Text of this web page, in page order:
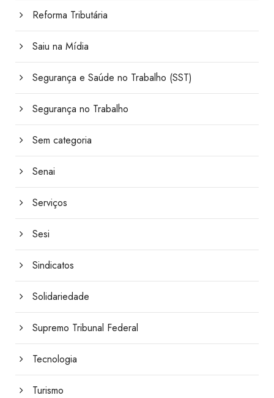
Reforma Tributária
Saiu na Mídia
Segurança e Saúde no Trabalho (SST)
Segurança no Trabalho
Sem categoria
Senai
Serviços
Sesi
Sindicatos
Solidariedade
Supremo Tribunal Federal
Tecnologia
Turismo